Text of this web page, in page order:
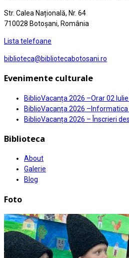
Str. Calea Națională, Nr. 64
710028 Botoșani, România
Lista telefoane
biblioteca@bibliotecabotosani.ro
Evenimente culturale
BiblioVacanța 2026 –Orar02
BiblioVacanța 2026 –Informatica
BiblioVacanța 2026 – Înscrieri
Biblioteca
About
Galerie
Blog
Foto